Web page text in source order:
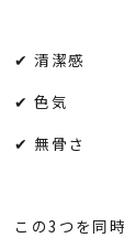
✔ 清潔感
✔ 色気
✔ 無骨さ
この3つを同